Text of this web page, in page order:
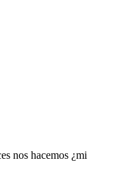
nos hacemos ¿mi